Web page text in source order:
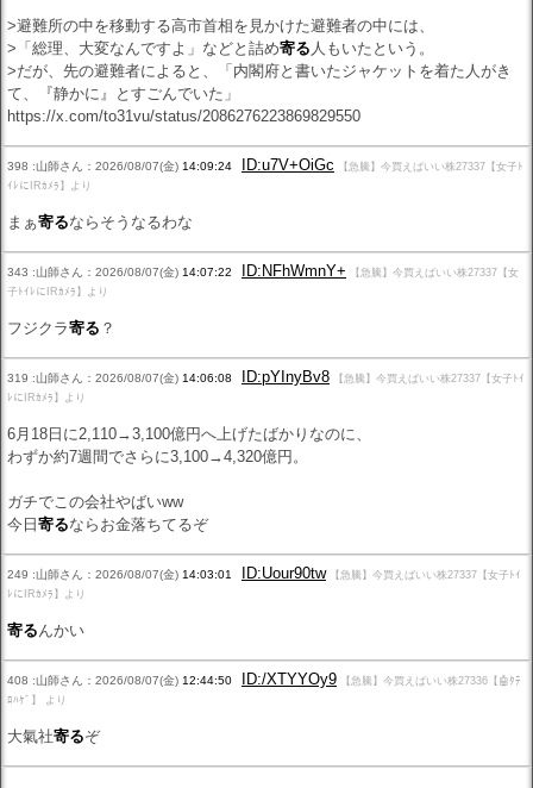
>避難所の中を移動する高市首相を見かけた避難者の中には、
>「総理、大変なんですよ」などと詰め寄る 人もいたという。
>だが、先の避難者によると、「内閣府と書いたジャケットを着た人がき
て、『静かに』とすごんでいた」
https://x.com/to31vu/status/2086276223869829550
398 :山師さん：2026/08/07(金) 14:09:24 ID:u7V+OiGc
【急騰】今買えばいい株27337【女子ﾄ
ｲﾚにIRｶﾒﾗ】より
まぁ寄るならそうなるわな
343 :山師さん：2026/08/07(金) 14:07:22 ID:NFhWmnY+
【急騰】今買えばいい株27337【女
子ﾄｲﾚにIRｶﾒﾗ】より
フジクラ寄る ？
319 :山師さん：2026/08/07(金) 14:06:08 ID:pYInyBv8
【急騰】今買えばいい株27337【女子ﾄｲ
ﾚにIRｶﾒﾗ】より
6月18日に2,110→3,100億円へ上げたばかりなのに、
わずか約7週間でさらに3,100→4,320億円。
ガチでこの会社やばいww
今日 寄るならお金落ちてるぞ
249 :山師さん：2026/08/07(金) 14:03:01 ID:Uour90tw
【急騰】今買えばいい株27337【女子ﾄｲ
ﾚにIRｶﾒﾗ】より
寄るんかい
408 :山師さん：2026/08/07(金) 12:44:50 ID:/XTYYOy9
【急騰】今買えばいい株27336【🤖ﾀﾃ
ﾛﾊｹﾞ】 より
大氣社寄るぞ